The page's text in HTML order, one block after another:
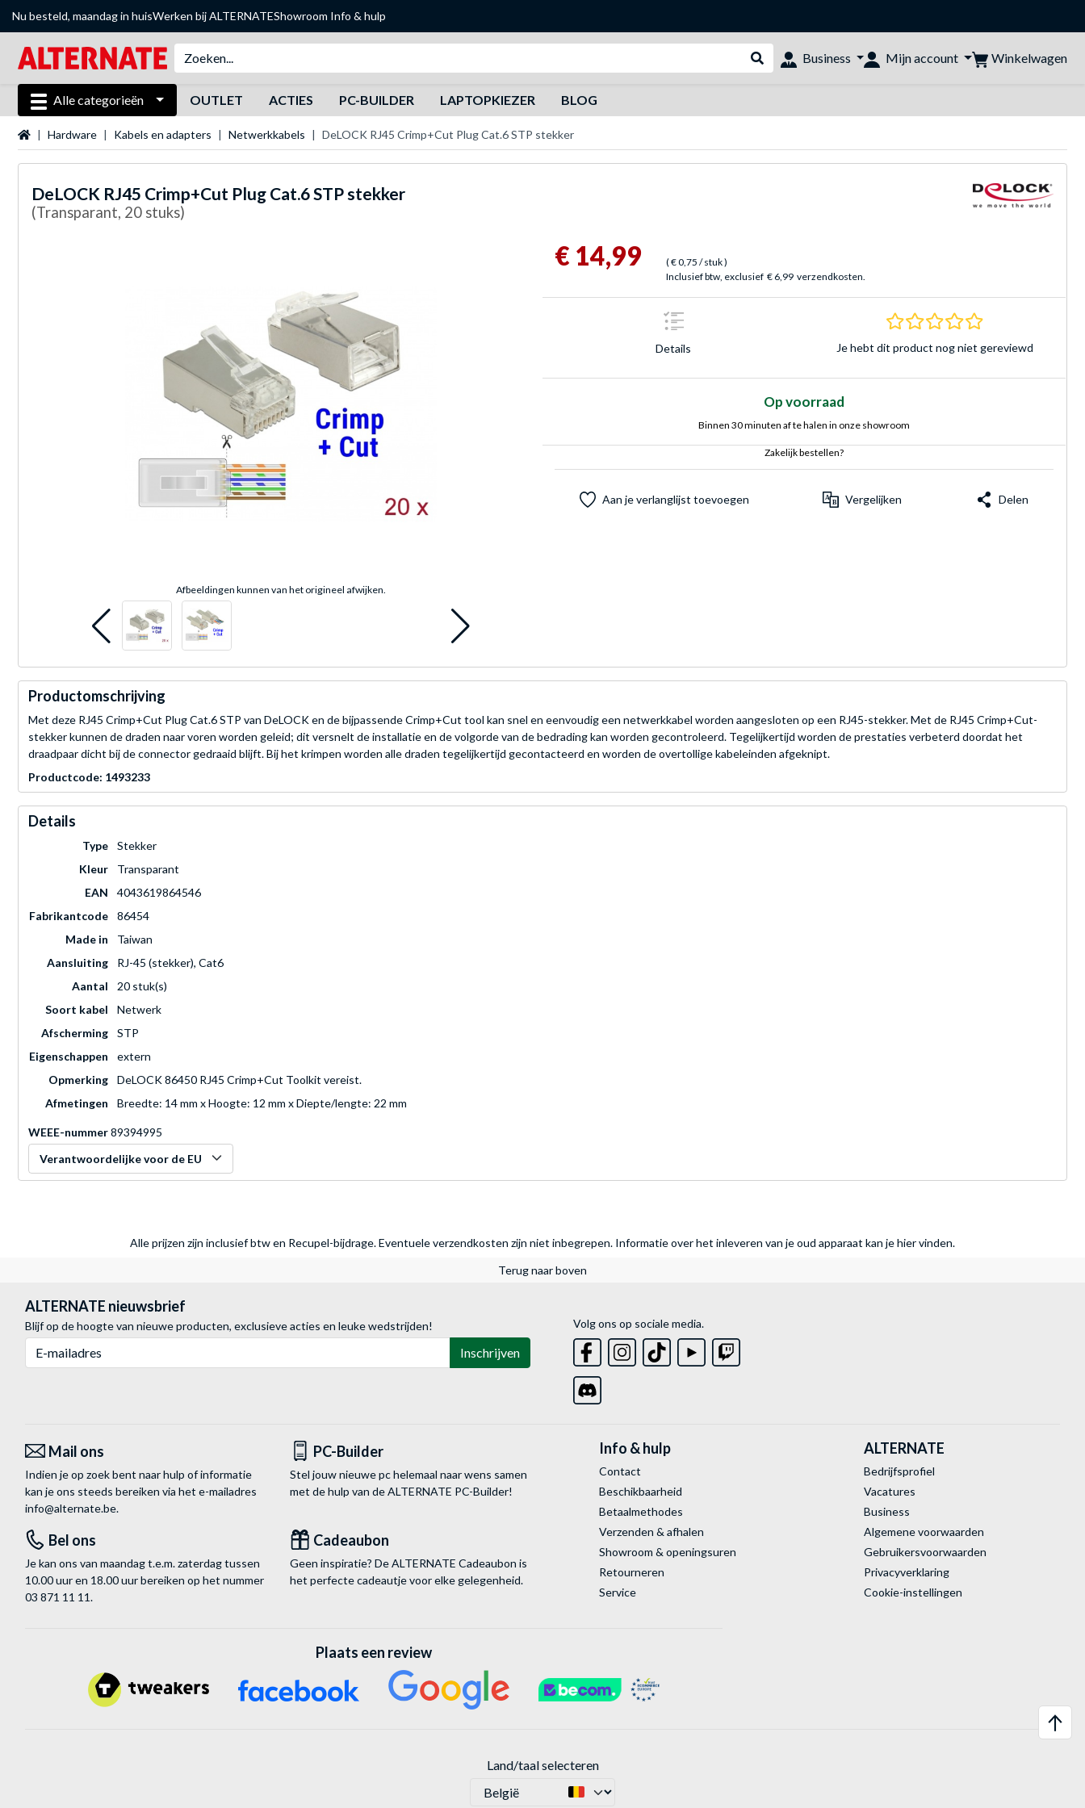
Nu besteld, maandag in huisWerken bij ALTERNATEShowroom Info & hulp
Webshop doorzoeken
Business Mijn account Winkelwagen
Alle categorieën OUTLET ACTIES PC-BUILDER LAPTOPKIEZER BLOG
Startpagina
Hardware Kabels en adapters Netwerkkabels DeLOCK RJ45 Crimp+Cut Plug Cat.6 STP stekker
DeLOCK RJ45 Crimp+Cut Plug Cat.6 STP stekker
(Transparant, 20 stuks)
Afbeeldingen kunnen van het origineel afwijken.
€ 14,99 (€ 0,75 / stuk)
Inclusief btw, exclusief € 6,99 verzendkosten.
Details
0.0 sterren
Je hebt dit product nog niet gereviewd
Op voorraad
Binnen 30 minuten af te halen in onze showroom
Zakelijk bestellen?
Aan je verlanglijst toevoegen Vergelijken Delen
Productomschrijving
Met deze RJ45 Crimp+Cut Plug Cat.6 STP van DeLOCK en de bijpassende Crimp+Cut tool kan snel en eenvoudig een netwerkkabel worden aangesloten op een RJ45-stekker. Met de RJ45 Crimp+Cut-
stekker kunnen de draden naar voren worden geleid; dit versnelt de installatie en de volgorde van de bedrading kan worden gecontroleerd. Tegelijkertijd worden de prestaties verbeterd doordat het
draadpaar dicht bij de connector gedraaid blijft. Bij het krimpen worden alle draden tegelijkertijd gecontacteerd en worden de overtollige kabeleinden afgeknipt.
Productcode: 1493233
Details
Type
Stekker
Kleur
Transparant
EAN
4043619864546
Fabrikantcode
86454
Made in
Taiwan
Aansluiting
RJ-45 (stekker), Cat6
Aantal
20 stuk(s)
Soort kabel
Netwerk
Afscherming
STP
Eigenschappen
extern
Opmerking
DeLOCK 86450 RJ45 Crimp+Cut Toolkit vereist.
Afmetingen
Breedte: 14 mm x Hoogte: 12 mm x Diepte/lengte: 22 mm
WEEE-nummer89394995
Verantwoordelijke voor de EU
Alle prijzen zijn inclusief btw en Recupel-bijdrage. Eventuele verzendkosten zijn niet inbegrepen. Informatie over het inleveren van je oud apparaat kan je hier vinden.
Terug naar boven
ALTERNATE nieuwsbrief
Blijf op de hoogte van nieuwe producten, exclusieve acties en leuke wedstrijden!
Inschrijven
Volg ons op sociale media.
Mail ons
Indien je op zoek bent naar hulp of informatie
kan je ons steeds bereiken via het e-mailadres
info@alternate.be.
PC-Builder
Stel jouw nieuwe pc helemaal naar wens samen
met de hulp van de ALTERNATE PC-Builder!
Bel ons
Je kan ons van maandag t.e.m. zaterdag tussen
10.00 uur en 18.00 uur bereiken op het nummer
03 871 11 11.
Cadeaubon
Geen inspiratie? De ALTERNATE Cadeaubon is
het perfecte cadeautje voor elke gelegenheid.
Info & hulp
Contact
Beschikbaarheid
Betaalmethodes
Verzenden & afhalen
Showroom & openingsuren
Retourneren
Service
ALTERNATE
Bedrijfsprofiel
Vacatures
Business
Algemene voorwaarden
Gebruikersvoorwaarden
Privacyverklaring
Cookie-instellingen
Plaats een review
Land/taal selecteren